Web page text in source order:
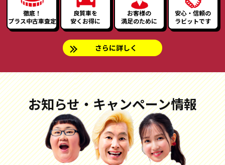
徹底！
プラス中古車査定
良質車を
安くお得に
お客様の
満足のために
安心・信頼の
ラビットです
さらに詳しく
お知らせ・キャンペーン情報